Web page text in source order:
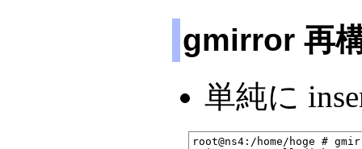
gmirror 再
単純に
root@ns4:/home/hoge #